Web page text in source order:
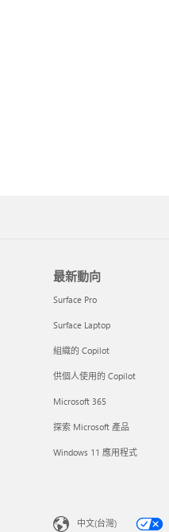
最新動向
Surface Pro
Surface Laptop
組織的 Copilot
供個人使用的 Copilot
Microsoft 365
探索 Microsoft 產品
Windows 11 應用程式
中文(台灣)